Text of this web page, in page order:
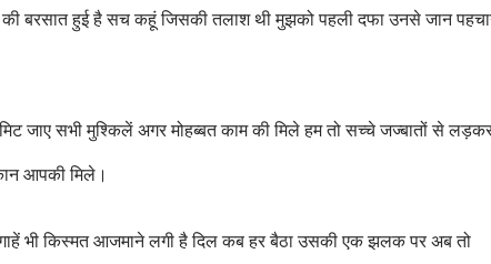
बरसात हुई है सच कहूं जिसकी तलाश थी मुझको पहली दफा उनसे जान
जाए सभी मुश्किलें अगर मोहब्बत काम की मिले हम तो सच्चे जज्बातों से
आपकी मिले।
भी किस्मत आजमाने लगी है दिल कब हर बैठा उसकी एक झलक पर अब तो